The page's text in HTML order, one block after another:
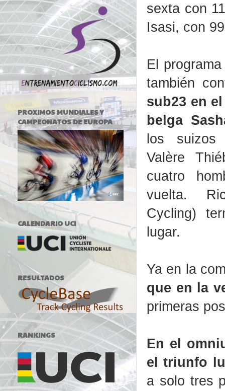
sexta con
Isasi, con
El
también
sub23 en
belga
los suizos
Valère
cuatro
vuelta.
Cycling)
lugar.
Ya en la
que en la
primeras
En el
el triunfo
a solo tres
PROXIMOS MUNDIALES Y
CAMPEONATOS DE EUROPA
CALENDARIO UCI
RESULTADOS
RANKINGS